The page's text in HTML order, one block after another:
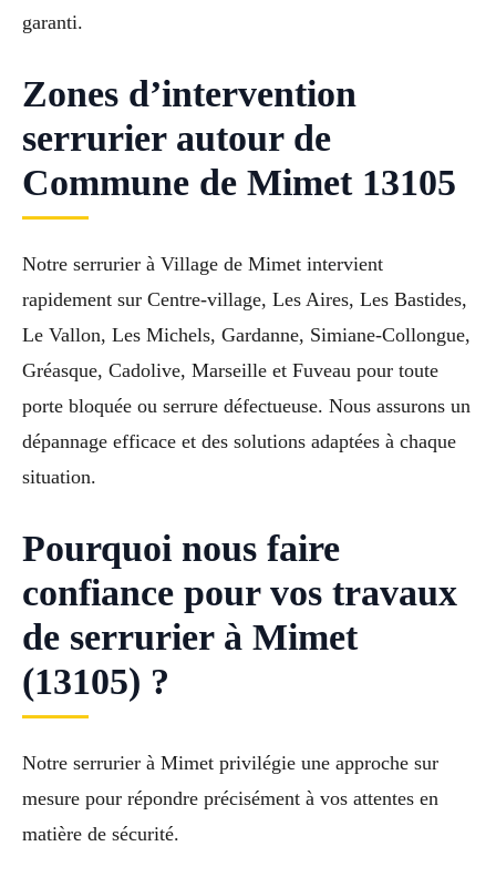
garanti.
Zones d’intervention
serrurier autour de
Commune de Mimet 13105
Notre serrurier à Village de Mimet intervient
rapidement sur Centre-village, Les Aires, Les Bastides,
Le Vallon, Les Michels, Gardanne, Simiane-Collongue,
Gréasque, Cadolive, Marseille et Fuveau pour toute
porte bloquée ou serrure défectueuse. Nous assurons un
dépannage efficace et des solutions adaptées à chaque
situation.
Pourquoi nous faire
confiance pour vos travaux
de serrurier à Mimet
(13105) ?
Notre serrurier à Mimet privilégie une approche sur
mesure pour répondre précisément à vos attentes en
matière de sécurité.